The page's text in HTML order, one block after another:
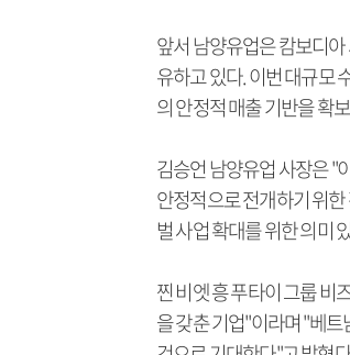
앞서 남양유업은 캄보디
유하고 있다. 이번 대규모
의 안정적 매출 기반을 확
김승언 남양유업 사장은 "
안정적으로 전개하기 위
벌 사업 확대를 위한 의미
찐 비엣 흥 푸타이 그룹 비
을 갖춘 기업"이라며 "베